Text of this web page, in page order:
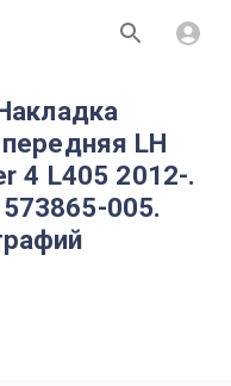
LH
4 L405 2012-.
005.